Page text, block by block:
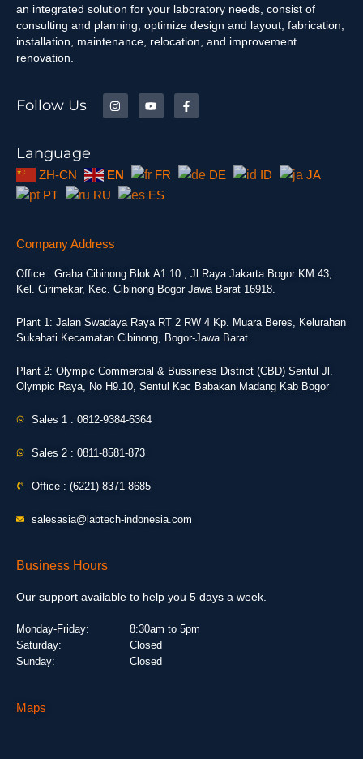
an integrated solution for your laboratory needs, consist of
consulting and planning, optimize design and layout, fabrication,
installation, maintenance, relocation, and improvement
renovation.
Follow Us
Language
ZH-CN EN FR DE ID
JA
PT
RU ES
Company Address
Office : Graha Cibinong Blok A1.10 , Jl Raya Jakarta Bogor KM 43,
Kel. Cirimekar, Kec. Cibinong Bogor Jawa Barat 16918.
Plant 1: Jalan Swadaya Raya RT 2 RW 4 Kp. Muara Beres, Kelurahan
Sukahati Kecamatan Cibinong, Bogor-Jawa Barat.
Plant 2: Olympic Commercial & Bussiness District (CBD) Sentul Jl.
Olympic Raya, No H9.10, Sentul Kec Babakan Madang Kab Bogor
Sales 1 : 0812-9384-6364
Sales 2 : 0811-8581-873
Office : (6221)-8371-8685
salesasia@labtech-indonesia.com
Business Hours
Our support available to help you 5 days a week.
Monday-Friday:
Saturday:
Sunday:
8:30am to 5pm
Closed
Closed
Maps